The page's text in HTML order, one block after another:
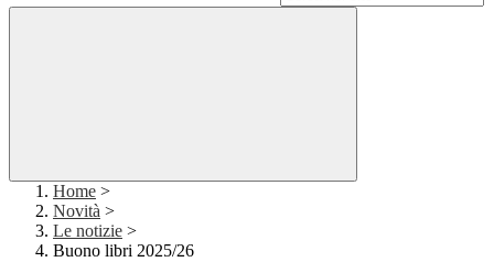
Home >
Novità >
Le notizie >
Buono libri 2025/26